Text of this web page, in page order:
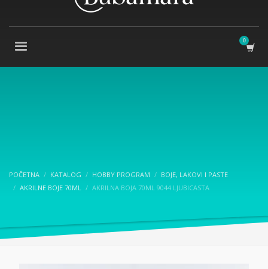
POČETNA KATALOG HOBBY PROGRAM
BOJE, LAKOVI I PASTE
AKRILNE BOJE 70ML
AKRILNA BOJA 70ML 9044 LJUBICASTA